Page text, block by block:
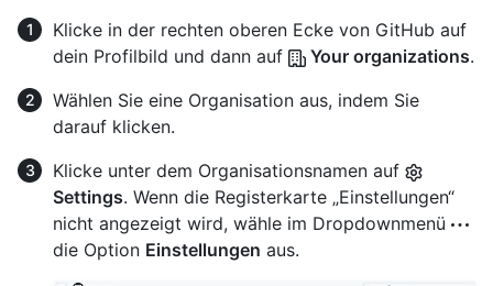
Klicke in der rechten oberen Ecke von GitHub auf
dein Profilbild und dann auf
Your organizations.
Wählen Sie eine Organisation aus, indem Sie
darauf klicken.
Klicke unter dem Organisationsnamen auf
Settings. Wenn die Registerkarte „Einstellungen“
nicht angezeigt wird, wähle im Dropdownmenü
die Option Einstellungen aus.